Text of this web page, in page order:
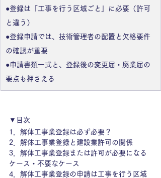
●登録は「工事を行う区域ごと」に必要（許可
と違う）
●登録申請では、技術管理者の配置と欠格要件
の確認が重要
●申請書類一式と、登録後の変更届・廃業届の
要点も押さえる
▼目次
1． 解体工事業登録は必ず必要？
2． 解体工事業登録と建設業許可の関係
3． 解体工事業登録または許可が必要になる
ケース・不要なケース
4． 解体工事業登録の申請は工事を行う区域